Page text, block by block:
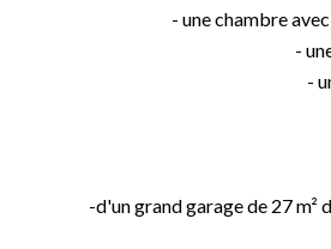
- une chambre
-
-
-d'un grand garage de 27 m²